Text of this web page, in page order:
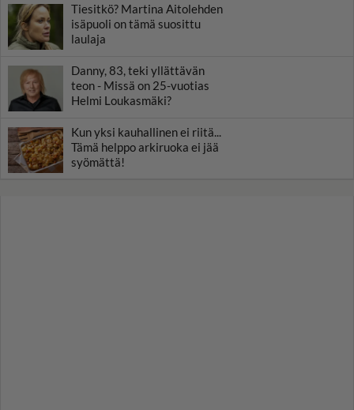
Tiesitkö? Martina Aitolehden
isäpuoli on tämä suosittu
laulaja
Danny, 83, teki yllättävän
teon - Missä on 25-vuotias
Helmi Loukasmäki?
Kun yksi kauhallinen ei riitä...
Tämä helppo arkiruoka ei jää
syömättä!